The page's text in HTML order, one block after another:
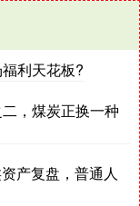
利天花板?
，煤炭正换一种
产复盘，普通人